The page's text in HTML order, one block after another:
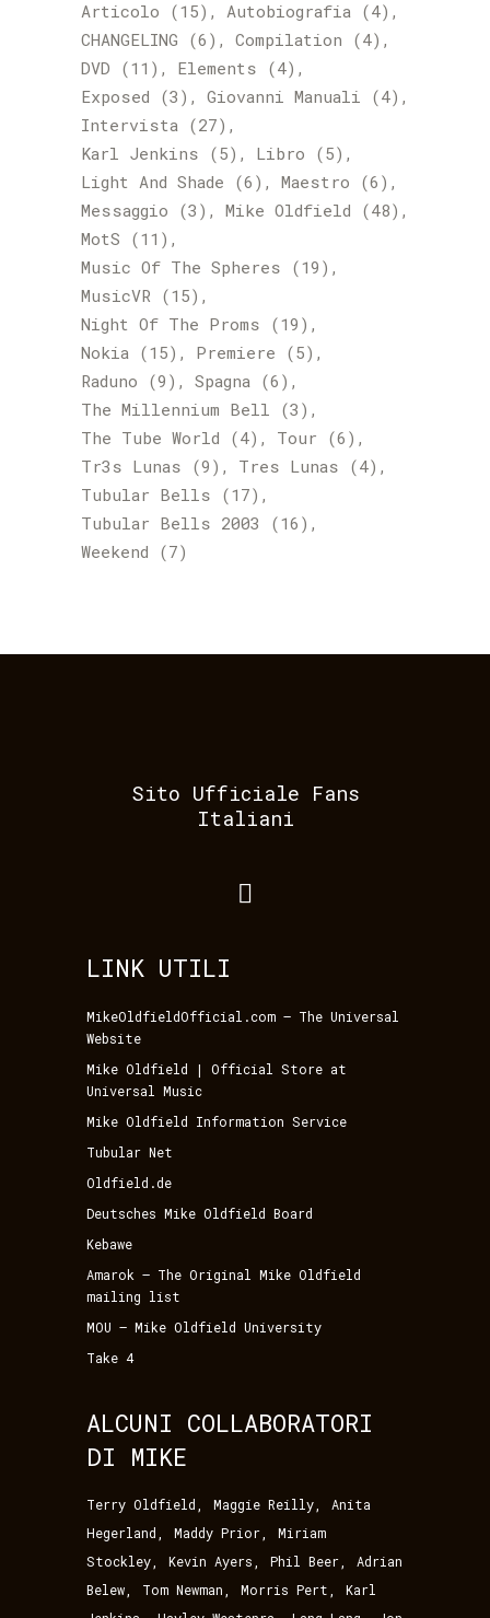
Articolo (15) Autobiografia (4)
CHANGELING (6) Compilation (4)
DVD (11) Elements (4)
Exposed (3) Giovanni Manuali (4)
Intervista (27)
Karl Jenkins (5) Libro (5)
Light And Shade (6) Maestro (6)
Messaggio (3) Mike Oldfield (48)
MotS (11)
Music Of The Spheres (19)
MusicVR (15)
Night Of The Proms (19)
Nokia (15) Premiere (5)
Raduno (9) Spagna (6)
The Millennium Bell (3)
The Tube World (4) Tour (6)
Tr3s Lunas (9) Tres Lunas (4)
Tubular Bells (17)
Tubular Bells 2003 (16)
Weekend (7)
Sito Ufficiale Fans
Italiani
LINK UTILI
MikeOldfieldOfficial.com – The Universal
Website
Mike Oldfield | Official Store at
Universal Music
Mike Oldfield Information Service
Tubular Net
Oldfield.de
Deutsches Mike Oldfield Board
Kebawe
Amarok – The Original Mike Oldfield
mailing list
MOU – Mike Oldfield University
Take 4
ALCUNI COLLABORATORI
DI MIKE
Terry Oldfield, Maggie Reilly,
Anita
Hegerland, Maddy Prior, Miriam
Stockley, Kevin Ayers, Phil Beer,
Adrian
Belew, Tom Newman, Morris Pert, Karl